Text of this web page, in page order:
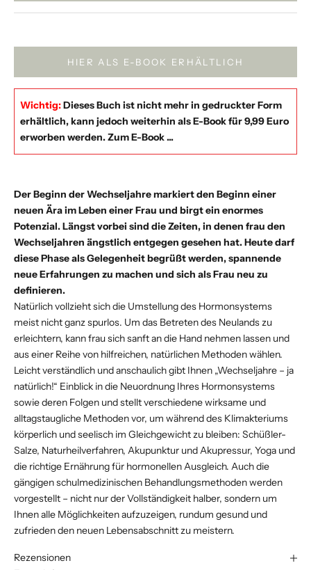
HIER ALS E-BOOK ERHÄLTLICH
Wichtig:Dieses Buch ist nicht mehr in gedruckter Form
erhältlich, kann jedoch weiterhin als E-Book für 9,99 Euro
erworben werden.Zum E-Book ...
Der Beginn der Wechseljahre markiert den Beginn einer
neuen Ära im Leben einer Frau und birgt ein enormes
Potenzial. Längst vorbei sind die Zeiten, in denen frau den
Wechseljahren ängstlich entgegen gesehen hat. Heute darf
diese Phase als Gelegenheit begrüßt werden, spannende
neue Erfahrungen zu machen und sich als Frau neu zu
definieren.
Natürlich vollzieht sich die Umstellung des Hormonsystems
meist nicht ganz spurlos. Um das Betreten des Neulands zu
erleichtern, kann frau sich sanft an die Hand nehmen lassen und
aus einer Reihe von hilfreichen, natürlichen Methoden wählen.
Leicht verständlich und anschaulich gibt Ihnen „Wechseljahre – ja
natürlich!“ Einblick in die Neuordnung Ihres Hormonsystems
sowie deren Folgen und stellt verschiedene wirksame und
alltagstaugliche Methoden vor, um während des Klimakteriums
körperlich und seelisch im Gleichgewicht zu bleiben: Schüßler-
Salze, Naturheilverfahren, Akupunktur und Akupressur, Yoga und
die richtige Ernährung für hormonellen Ausgleich. Auch die
gängigen schulmedizinischen Behandlungsmethoden werden
vorgestellt – nicht nur der Vollständigkeit halber, sondern um
Ihnen alle Möglichkeiten aufzuzeigen, rundum gesund und
zufrieden den neuen Lebensabschnitt zu meistern.
Rezensionen